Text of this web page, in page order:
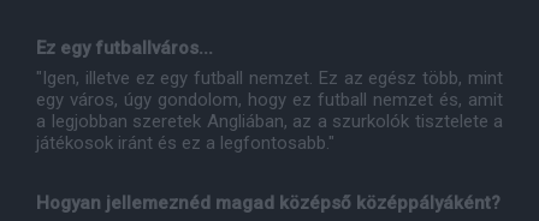
Ez egy futballváros...
"Igen, illetve ez egy futball nemzet. Ez az egész több, mint
egy város, úgy gondolom, hogy ez futball nemzet és, amit
a legjobban szeretek Angliában, az a szurkolók tisztelete a
játékosok iránt és ez a legfontosabb."
Hogyan jellemeznéd magad középső középpályáként?